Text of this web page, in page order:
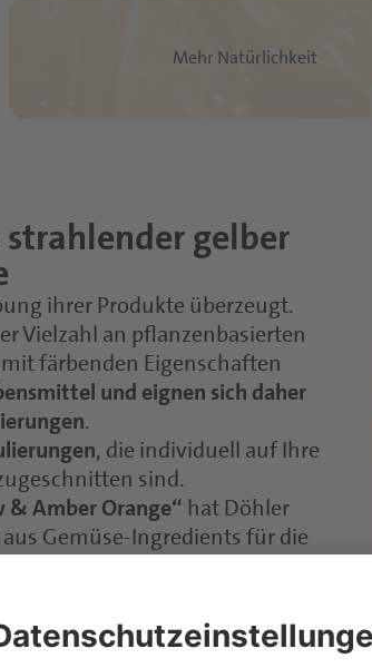
Mehr Natürlichkeit
gelber
ihrer Produkte überzeugt.
Vielzahl an pflanzenbasierten
färbenden Eigenschaften
und eignen sich daher
.
, die individuell auf Ihre
sind.
& Amber Orange“ hat Döhler
Gemüse-Ingredients für die
entwickelt.
von warmen und
gelben Karotte, bis hin zu
der orangen Karotte.